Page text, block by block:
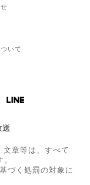
いて
文章等は、すべて
づく処罰の対象に